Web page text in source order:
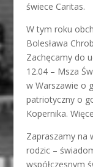
świece Caritas.
W tym roku
Bolesława
Zachęcamy do
12.04 – Msza
w Warszawie o
patriotyczny o
Kopernika.
Zapraszamy na
rodzic –
współczesnym